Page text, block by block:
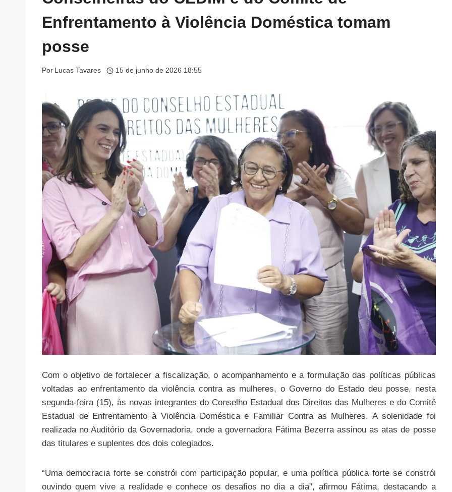
Enfrentamento à Violência Doméstica tomam
posse
Por Lucas Tavares 15 de junho de 2026 18:55
Com o objetivo de fortalecer a fiscalização, o acompanhamento e a formulação das políticas públicas
voltadas ao enfrentamento da violência contra as mulheres, o Governo do Estado deu posse, nesta
segunda-feira (15), às novas integrantes do Conselho Estadual dos Direitos das Mulheres e do Comitê
Estadual de Enfrentamento à Violência Doméstica e Familiar Contra as Mulheres. A solenidade foi
realizada no Auditório da Governadoria, onde a governadora Fátima Bezerra assinou as atas de posse
das titulares e suplentes dos dois colegiados.
“Uma democracia forte se constrói com participação popular, e uma política pública forte se constrói
ouvindo quem vive a realidade e conhece os desafios no dia a dia”, afirmou Fátima, destacando a